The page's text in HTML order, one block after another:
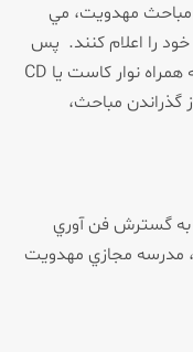
مباحث مهدويت، مي
را اعلام كنند. پس
از ثبت نام، جزوات و كتاب هاي آموزشي به همراه نوار كاست يا CD
گذراندن مباحث،
به گسترش فن آوري
مدرسه مجازي مهدويت